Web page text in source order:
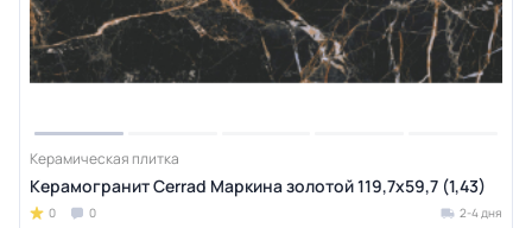
Керамическая плитка
Керамогранит Cerrad Маркина золотой 119,7x59,7 (1,43)
0 0 2-4 дня